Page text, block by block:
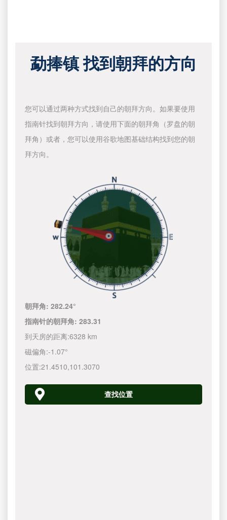
勐捧镇 找到朝拜的方向
您可以通过两种方式找到自己的朝拜方向。如果要使用
指南针找到朝拜方向，请使用下面的朝拜角（罗盘的朝
拜角）或者，您可以使用谷歌地图基础结构找到您的朝
拜方向。
朝拜角:282.24°
指南针的朝拜角:283.31
到天房的距离:6328 km
磁偏角:-1.07°
位置:21.4510,101.3070
查找位置